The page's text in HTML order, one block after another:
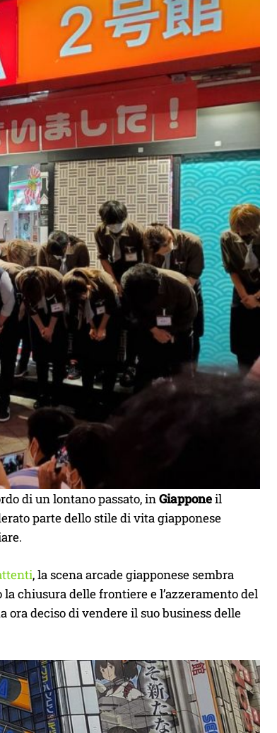
di un lontano passato, inGiapponeil
parte dello stile di vita giapponese
, la scena arcade giapponese sembra
chiusura delle frontiere e l’azzeramento del
ora deciso di vendere il suo business delle